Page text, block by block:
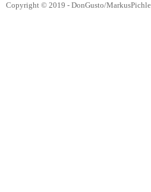
Copyright © 2019 - DonGusto/